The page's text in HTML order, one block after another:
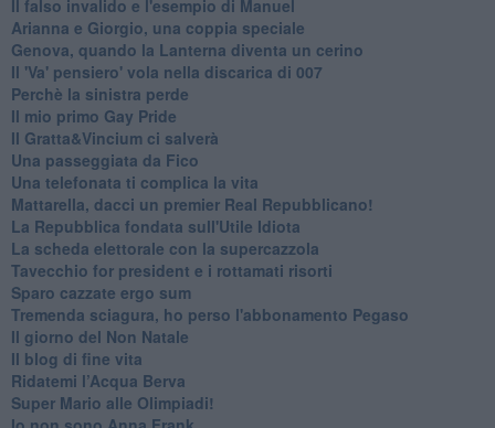
Il falso invalido e l'esempio di Manuel
Arianna e Giorgio, una coppia speciale
Genova, quando la Lanterna diventa un cerino
Il 'Va' pensiero' vola nella discarica di 007
Perchè la sinistra perde
Il mio primo Gay Pride
Il Gratta&Vincium ci salverà
Una passeggiata da Fico
Una telefonata ti complica la vita
Mattarella, dacci un premier Real Repubblicano!
La Repubblica fondata sull'Utile Idiota
La scheda elettorale con la supercazzola
Tavecchio for president e i rottamati risorti
Sparo cazzate ergo sum
Tremenda sciagura, ho perso l'abbonamento Pegaso
Il giorno del Non Natale
Il blog di fine vita
​Ridatemi l’Acqua Berva
Super Mario alle Olimpiadi!